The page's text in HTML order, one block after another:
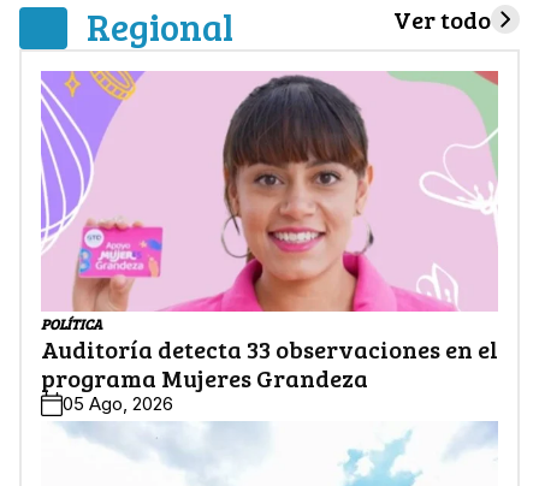
Regional Ver todo
POLÍTICA
Auditoría detecta 33 observaciones en el
programa Mujeres Grandeza
05 Ago, 2026